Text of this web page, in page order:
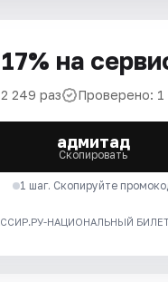
на
249 раз Проверено: 1
адмитад
Скопировать
1 шаг. Скопируйте
НАЦИОНАЛЬНЫЙ